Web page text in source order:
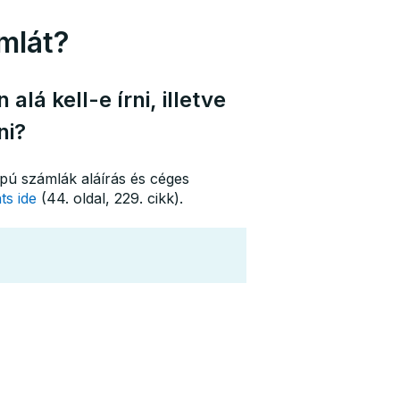
alá kell-e írni, illetve
számlák aláírás és céges
ide(44. oldal, 229. cikk).